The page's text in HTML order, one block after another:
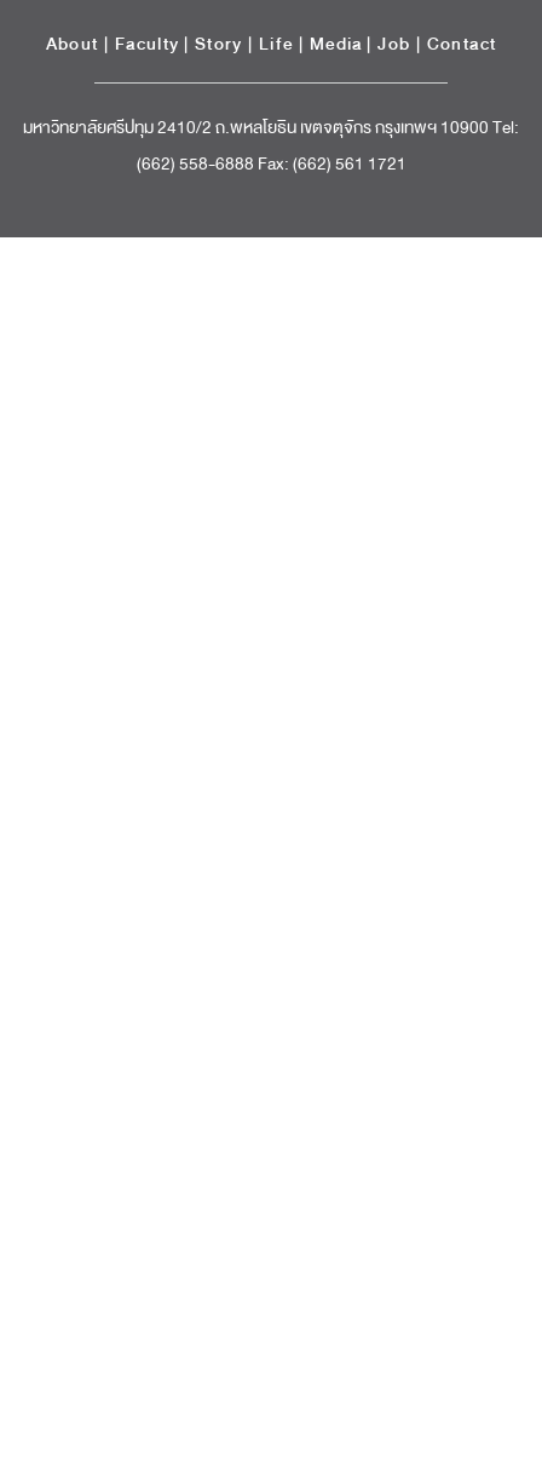
About | Faculty | Story | Life | Media |Job | Contact
มหาวิทยาลัยศรีปทุม 2410/2 ถ.พหลโยธิน เขตจตุจักร กรุงเทพฯ 10900 Tel:
(662) 558-6888 Fax: (662) 561 1721